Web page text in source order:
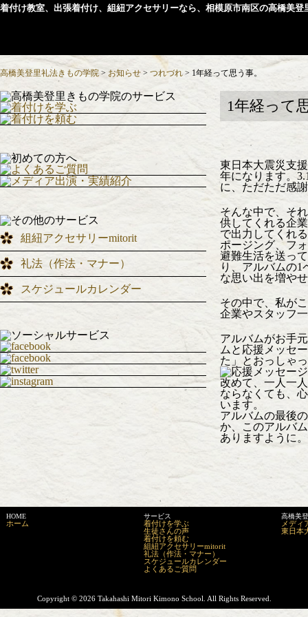
着付け教室、出張着付け、組紐アクセサリーなら、相模原市南区の高橋美登
高橋美登里礼法きもの学院 > お知らせ > つれづれ > 1年経って思う事。
1年経って
東日本大震災支
年になります。
に、ただただ感
そんな中で、そ
供してくれる企
で出力してくれ
ポージング、フ
避難生活を送っ
り、アルバムの
な思い出を増や
その中で、私が
企業やスタッフ
アルバムがお手
ムと応援メッセ
た」とおっしゃ
改めて、一人一
ならなくても、
います。
アルバムの最後
か、このアルバ
ありますように。
組紐アクセサリーmitorit
礼法（作法・マナー）
スケジュールカレンダー
HOME
ホーム
サービス
着付けを学ぶ
生徒さんの声
着付けを頼む
組紐アクセサリーmitorit
礼法（作法・マナー）
スケジュールカレンダー
よくあるご質問
高橋美
メディ
東日本
Copyright © 2026 Takahashi Mitori Kimono School. All Rights Reserved.